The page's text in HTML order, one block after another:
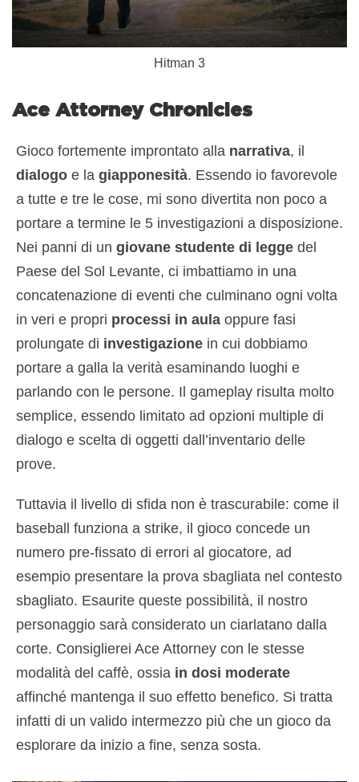
Hitman 3
Ace Attorney Chronicles
Gioco fortemente improntato alla narrativa, il
dialogo e la giapponesità. Essendo io favorevole
a tutte e tre le cose, mi sono divertita non poco a
portare a termine le 5 investigazioni a disposizione.
Nei panni di un giovane studente di legge del
Paese del Sol Levante, ci imbattiamo in una
concatenazione di eventi che culminano ogni volta
in veri e propri processi in aula oppure fasi
prolungate di investigazione in cui dobbiamo
portare a galla la verità esaminando luoghi e
parlando con le persone. Il gameplay risulta molto
semplice, essendo limitato ad opzioni multiple di
dialogo e scelta di oggetti dall’inventario delle
prove.
Tuttavia il livello di sfida non è trascurabile: come il
baseball funziona a strike, il gioco concede un
numero pre-fissato di errori al giocatore, ad
esempio presentare la prova sbagliata nel contesto
sbagliato. Esaurite queste possibilità, il nostro
personaggio sarà considerato un ciarlatano dalla
corte. Consiglierei Ace Attorney con le stesse
modalità del caffè, ossia in dosi moderate
affinché mantenga il suo effetto benefico. Si tratta
infatti di un valido intermezzo più che un gioco da
esplorare da inizio a fine, senza sosta.